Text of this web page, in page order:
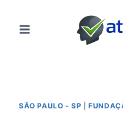
para
SÃO PAULO - SP |